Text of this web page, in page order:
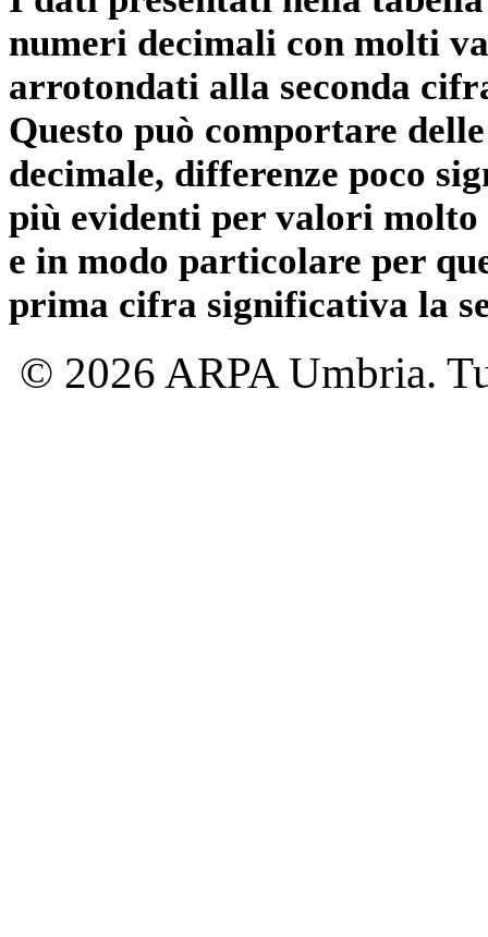
numeri decimali con molti
arrotondati alla seconda
Questo può comportare
decimale, differenze poco
più evidenti per valori
e in modo particolare per
prima cifra significativa la
© 2026 ARPA Umbria.